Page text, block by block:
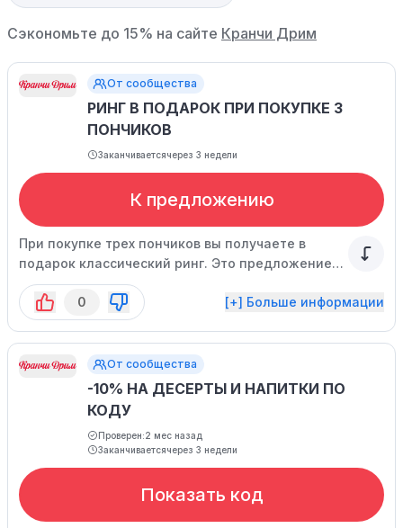
Сэкономьте до 15% на сайте Кранчи Дрим
От сообщества
РИНГ В ПОДАРОК ПРИ ПОКУПКЕ 3
ПОНЧИКОВ
Заканчиваетсячерез 3 недели
К предложению
При покупке трех пончиков вы получаете в
подарок классический ринг. Это предложение
не сочетается с другими акциями.
0
[+] Больше информации
От сообщества
-10% НА ДЕСЕРТЫ И НАПИТКИ ПО
КОДУ
Проверен:2 мес назад
Заканчиваетсячерез 3 недели
Показать код